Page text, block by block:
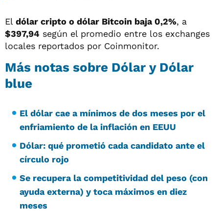
El dólar cripto o dólar Bitcoin baja 0,2%, a
$397,94 según el promedio entre los exchanges
locales reportados por Coinmonitor.
Más notas sobre Dólar y Dólar
blue
El dólar cae a mínimos de dos meses por el
enfriamiento de la inflación en EEUU
Dólar: qué prometió cada candidato ante el
círculo rojo
Se recupera la competitividad del peso (con
ayuda externa) y toca máximos en diez
meses